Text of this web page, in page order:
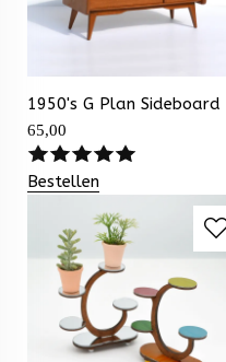
1950's G Plan Sideboard
65,00
Bestellen